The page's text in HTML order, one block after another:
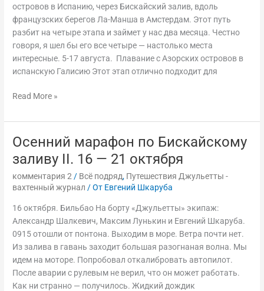
островов в Испанию, через Бискайский залив, вдоль
французских берегов Ла-Манша в Амстердам. Этот путь
разбит на четыре этапа и займет у нас два месяца. Честно
говоря, я шел бы его все четыре — настолько места
интересные. 5-17 августа. Плавание с Азорских островов в
испанскую Галисию Этот этап отлично подходит для
Read More »
Осенний марафон по Бискайскому
заливу II. 16 — 21 октября
комментария 2 / Всё подряд, Путешествия Джульетты -
вахтенный журнал / От Евгений Шкаруба
16 октября. Бильбао На борту «Джульетты» экипаж:
Александр Шалкевич, Максим Лунькин и Евгений Шкаруба.
0915 отошли от понтона. Выходим в море. Ветра почти нет.
Из залива в гавань заходит большая разогнаная волна. Мы
идем на моторе. Попробовал откалибровать автопилот.
После аварии с рулевым не верил, что он может работать.
Как ни странно — получилось. Жидкий дождик
Осенний
по
Бискайскому
заливу
II.
16
—
21
октября